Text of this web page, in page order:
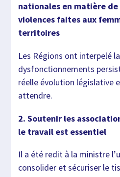
nationales en matière
violences faites aux
territoires
Les Régions ont interpelé
dysfonctionnements
réelle évolution législative
attendre.
2. Soutenir les
le travail est essentiel
Il a été redit à la ministre
consolider et sécuriser le